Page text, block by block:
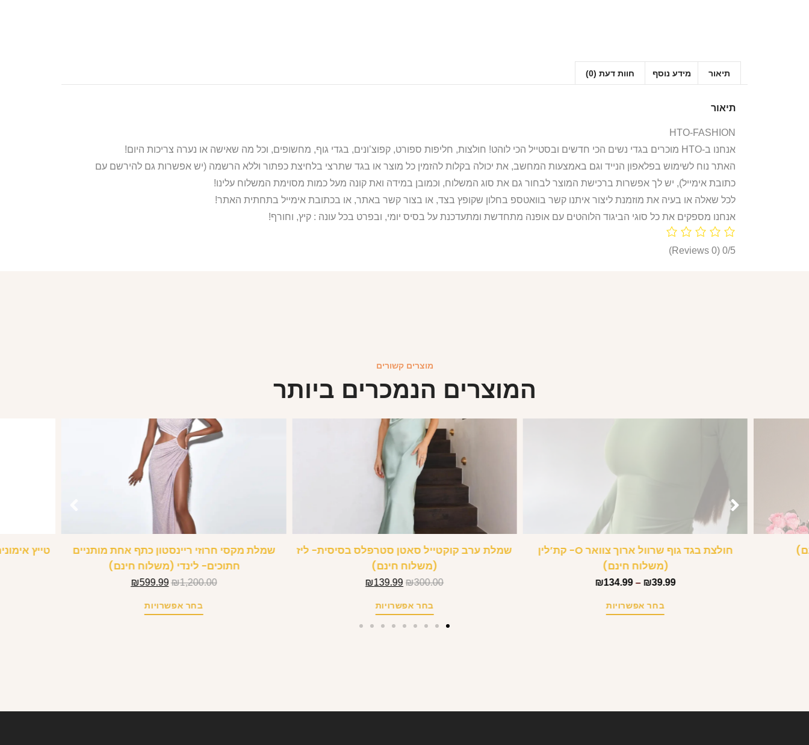
תיאור מידע נוסף חוות דעת (0)
תיאור
HTO-FASHION
אנחנו ב-HTO מוכרים בגדי נשים הכי חדשים ובסטייל הכי לוהט! חולצות, חליפות ספורט, קפוצ’ונים, בגדי גוף, מחשופים, וכל מה שאישה או נערה צריכות היום!
האתר נוח לשימוש בפלאפון הנייד וגם באמצעות המחשב, את יכולה בקלות להזמין כל מוצר או בגד שתרצי בלחיצת כפתור וללא הרשמה (יש אפשרות גם להירשם עם
כתובת אימייל), יש לך אפשרות ברכישת המוצר לבחור גם את סוג המשלוח, וכמובן במידה ואת קונה מעל כמות מסוימת המשלוח עלינו!
לכל שאלה או בעיה את מוזמנת ליצור איתנו קשר בוואטספ בחלון שקופץ בצד, או בצור קשר באתר, או בכתובת אימייל בתחתית האתר!
אנחנו מספקים את כל סוגי הביגוד הלוהטים עם אופנה מתחדשת ומתעדכנת על בסיס יומי, ובפרט בכל עונה : קיץ, וחורף!
0/5
(0 Reviews)
מוצרים קשורים
המוצרים הנמכרים ביותר
חולצת בגד גוף שרוול ארוך צוואר O- קת’לין
(משלוח חינם)
₪39.99
–
₪134.99
בחר אפשרויות
שמלת ערב קוקטייל סאטן סטרפלס בסיסית- ליז
(משלוח חינם)
₪300.00
₪139.99
בחר אפשרויות
שמלת מקסי חרוזי ריינסטון כתף אחת מותניים
חתוכים- לינדי (משלוח חינם)
₪1,200.00
₪599.99
בחר אפשרויות
טייץ